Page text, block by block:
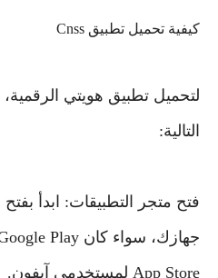
كيفية تحميل تطبيق Cnss
لتحميل تطبيق هويتي
التالية:
فتح متجر التطبيقات: ابدأ
App Store لمستخدمي آيفون.